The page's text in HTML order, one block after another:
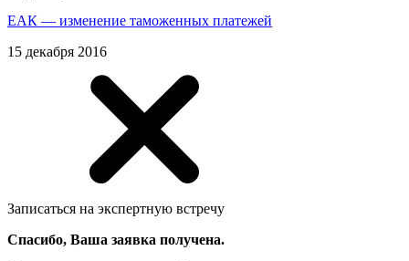
ЕАК — изменение таможенных платежей
15 декабря 2016
Записаться на экспертную встречу
Спасибо, Ваша заявка получена.